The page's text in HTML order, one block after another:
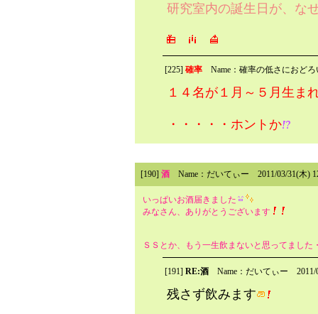
研究室内の誕生日が、
[225] 確率 Name：確率の低さにおどろ
１４名が１月～５月生ま
・・・・・ホントか
[190] 酒 Name：だいてぃー 2011/03/31(木)
いっぱいお酒届きました
みなさん、ありがとうございます
ＳＳとか、もう一生飲まないと思ってました
[191] RE:酒 Name：だいてぃー
残さず飲みます